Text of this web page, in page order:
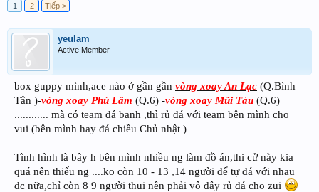
1 2 Tiếp >
yeulam
Active Member
box guppy mình,ace nào ở gần gần vòng xoay An Lạc (Q.Bình
Tân )-vòng xoay Phú Lâm (Q.6) -vòng xoay Mũi Tàu (Q.6)
............ mà có team đá banh ,thì rủ đá với team bên mình cho
vui (bên mình hay đá chiều Chủ nhật )
Tình hình là bây h bên mình nhiều ng làm đồ án,thi cử này kia
quá nên thiếu ng ....ko còn 10 - 13 ,14 người để tự đá với nhau
dc nữa,chỉ còn 8 9 người thui nên phải vô đây rủ đá cho zui